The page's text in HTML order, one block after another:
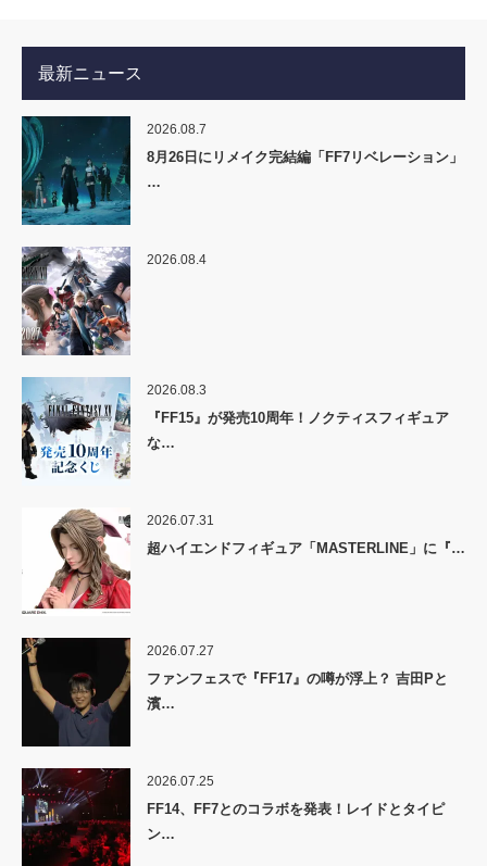
最新ニュース
2026.08.7
8月26日にリメイク完結編「FF7リベレーション」
…
2026.08.4
2026.08.3
『FF15』が発売10周年！ノクティスフィギュア
な…
2026.07.31
超ハイエンドフィギュア「MASTERLINE」に『…
2026.07.27
ファンフェスで『FF17』の噂が浮上？ 吉田Pと
濱…
2026.07.25
FF14、FF7とのコラボを発表！レイドとタイピ
ン…